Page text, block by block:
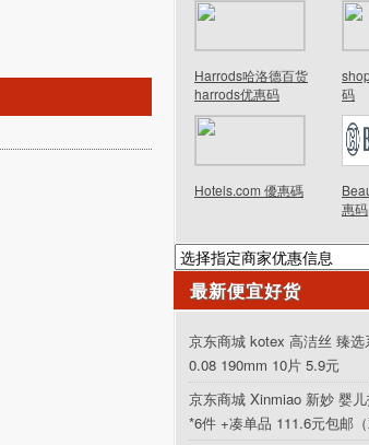
Harrods哈洛德百货
harrods优惠码
码
Hotels.com 優惠碼
惠码
最新便宜好货
京东商城 kotex 高洁丝 臻
0.08 190mm 10片 5.9元
京东商城 Xinmiao 新妙 婴
*6件 +凑单品 111.6元包邮（